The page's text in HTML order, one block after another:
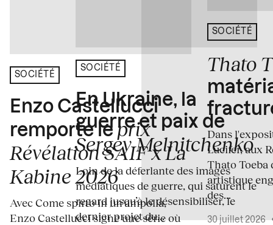
SOCIÉTÉ
Enzo Castellucci
remporte le prix
Révélation SAIF x La
Kabine 2026
Avec Come spirto in un'ampolla,
Enzo Castellucci signe une série où
SOCIÉTÉ
En Ukraine, la
guerre et paix de
Sergey Melnitchenko
Loin de la déferlante des images
médiatiques de guerre, qui saturent le
regard jusqu’à le désensibiliser, le
dernier projet du...
SOCIÉTÉ
Thato
Dans
Lucifer, aux
Thato Toeba
artistique
des...
30 juillet 2026